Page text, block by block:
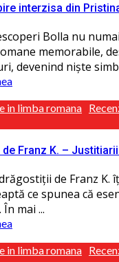
interzisa din
Bolla nu
memorabile,
devenind niște
in limba romana
de Franz K. –
de Franz K.
ce spunea că
mai ...
in limba romana